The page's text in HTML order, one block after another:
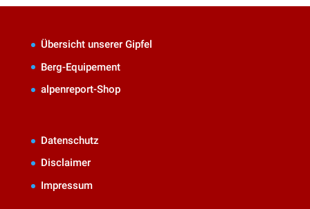
Übersicht unserer Gipfel
Berg-Equipement
alpenreport-Shop
Datenschutz
Disclaimer
Impressum